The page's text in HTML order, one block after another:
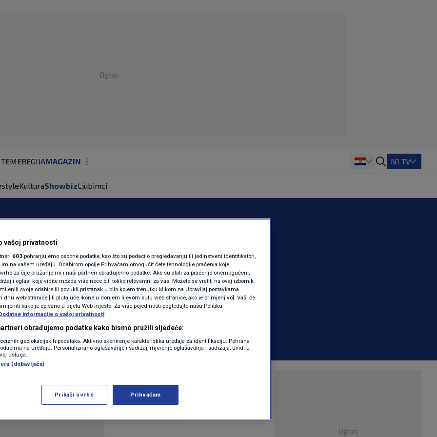
Oglas
TEMEREGIJAMAGAZIN
KOLUMNE
N1(DIS)INFO
FOTO
VIDEO
N1 TV
KulturaShowbizLjubimci
u finale
4 komentara
u finale Eurovizije koja se ove godine održava u
Oglas
vašoj privatnosti
603 pohranjujemo osobne podatke, kao što su podaci o pregledavanju ili jedinstveni identifikatori,
na vašem uređaju. Odabirom opcije Prihvaćam omogućit ćete tehnologije praćenja koje
za čije pružanje mi i naši partneri obrađujemo podatke. Ako su alati za praćenje onemogućeni,
i oglasi koje vidite možda više neće biti toliko relevantni za vas. Možete se vratiti na ovaj izbornik
svoje odabire ili povukli pristanak u bilo kojem trenutku klikom na Upravljaj postavkama
dnu web-stranice [ili plutajuće ikone u donjem lijevom kutu web stranice, ako je primjenjivo]. Vaši će
kako je opisano u dijelu Web-mjesto. Za više pojedinosti pogledajte našu Politiku
informacije o vašoj privatnosti
obrađujemo podatke kako bismo pružili sljedeće:
geolokacijskih podataka. Aktivno skeniranje karakteristika uređaja za identifikaciju. Pohrana
na uređaju. Personalizirano oglašavanje i sadržaj, mjerenje oglašavanja i sadržaja, uvidi u
usluga.
(dobavljača)
Prikaži svrhe Prihvaćam